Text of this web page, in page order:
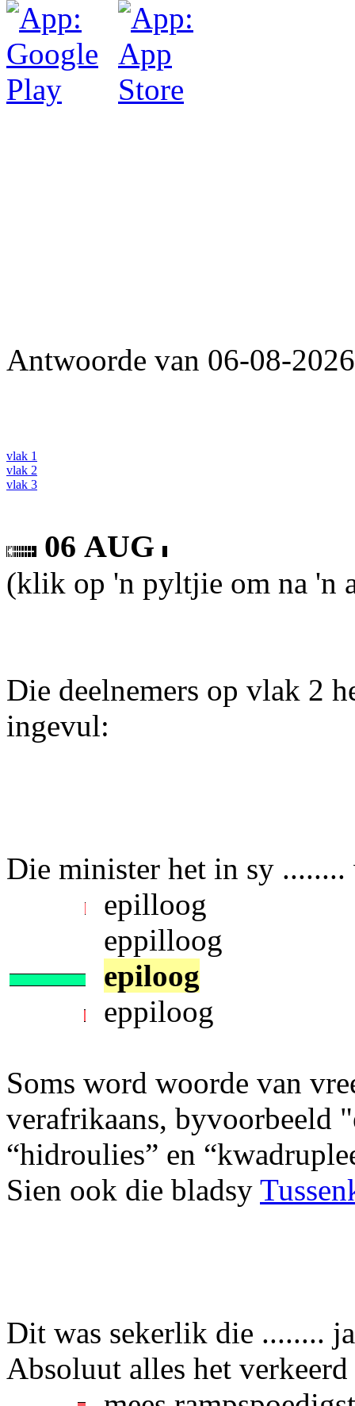
Antwoorde van 06-08-
vlak 1
vlak 2
vlak 3
06 AUG
(klik op 'n pyltjie om na 'n
Die deelnemers op vlak 2
ingevul:
Die minister het in sy
epilloog
eppilloog
epiloog
eppiloog
Soms word woorde van
verafrikaans, byvoorbeeld
“hidroulies” en
Sien ook die bladsy
Dit was sekerlik die ........
Absoluut alles het